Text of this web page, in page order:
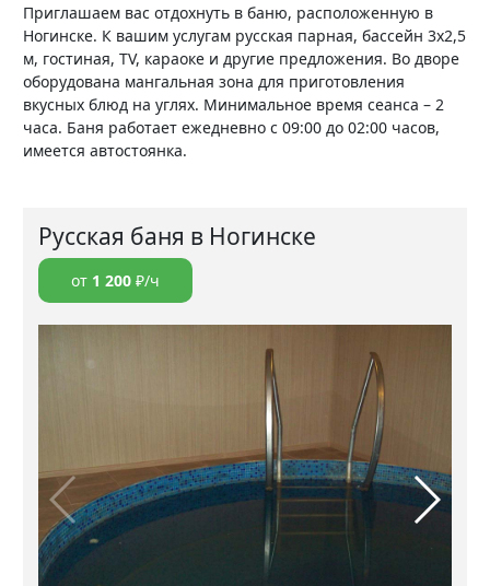
Приглашаем вас отдохнуть в баню, расположенную в
Ногинске. К вашим услугам русская парная, бассейн 3х2,5
м, гостиная, TV, караоке и другие предложения. Во дворе
оборудована мангальная зона для приготовления
вкусных блюд на углях. Минимальное время сеанса – 2
часа. Баня работает ежедневно с 09:00 до 02:00 часов,
имеется автостоянка.
Русская баня в Ногинске
от 1 200 ₽/ч